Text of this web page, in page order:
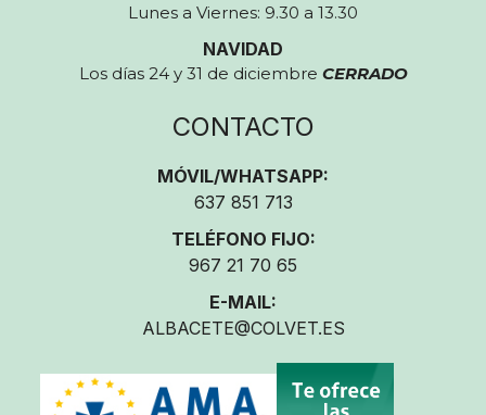
Lunes a Viernes: 9.30 a 13.30
NAVIDAD
Los días 24 y 31 de diciembre CERRADO
CONTACTO
MÓVIL/WHATSAPP:
637 851 713
TELÉFONO FIJO:
967 21 70 65
E-MAIL:
ALBACETE@COLVET.ES